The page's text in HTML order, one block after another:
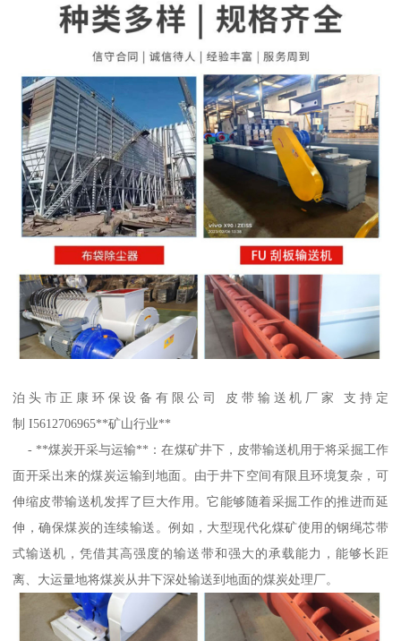
泊头市正康环保设备有限公司 皮带输送机厂家 支持定
制 I5612706965**矿山行业**
- **煤炭开采与运输**：在煤矿井下，皮带输送机用于将采掘工作
面开采出来的煤炭运输到地面。由于井下空间有限且环境复杂，可
伸缩皮带输送机发挥了巨大作用。它能够随着采掘工作的推进而延
伸，确保煤炭的连续输送。例如，大型现代化煤矿使用的钢绳芯带
式输送机，凭借其高强度的输送带和强大的承载能力，能够长距
离、大运量地将煤炭从井下深处输送到地面的煤炭处理厂。